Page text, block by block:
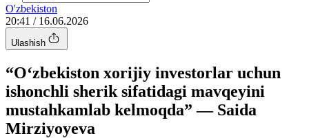
O'zbekiston
20:41 / 16.06.2026
Ulashish
“O‘zbekiston xorijiy investorlar uchun
ishonchli sherik sifatidagi mavqeyini
mustahkamlab kelmoqda” — Saida
Mirziyoyeva